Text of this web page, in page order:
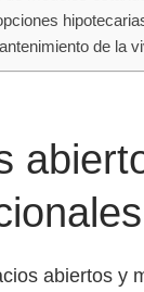
de la
abiertos y